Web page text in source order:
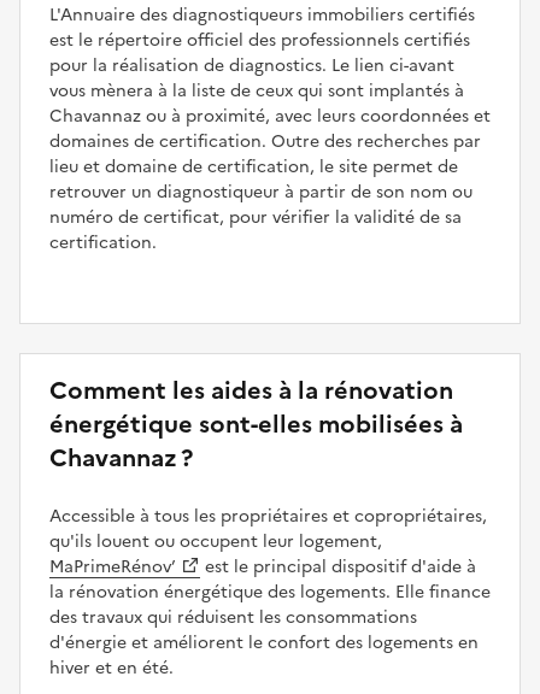
L'Annuaire des diagnostiqueurs immobiliers certifiés
est le répertoire officiel des professionnels certifiés
pour la réalisation de diagnostics. Le lien ci-avant
vous mènera à la liste de ceux qui sont implantés à
Chavannaz ou à proximité, avec leurs coordonnées et
domaines de certification. Outre des recherches par
lieu et domaine de certification, le site permet de
retrouver un diagnostiqueur à partir de son nom ou
numéro de certificat, pour vérifier la validité de sa
certification.
Comment les aides à la rénovation
énergétique sont-elles mobilisées à
Chavannaz ?
Accessible à tous les propriétaires et copropriétaires,
qu'ils louent ou occupent leur logement,
MaPrimeRénov’
est le principal dispositif d'aide à
la rénovation énergétique des logements. Elle finance
des travaux qui réduisent les consommations
d'énergie et améliorent le confort des logements en
hiver et en été.